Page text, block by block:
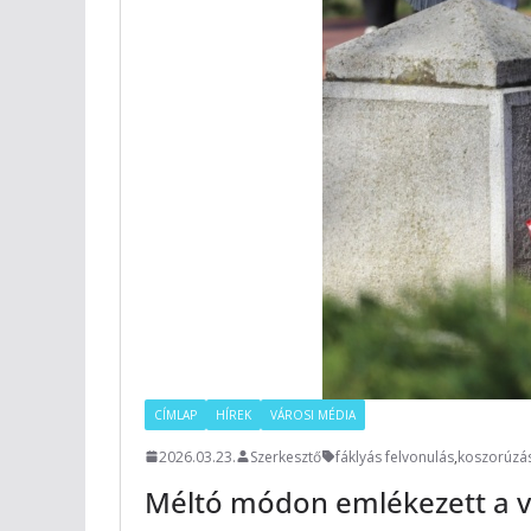
CÍMLAP HÍREK VÁROSI MÉDIA
2026.03.23. Szerkesztő fáklyás felvonulás,
Méltó módon emlékezett a